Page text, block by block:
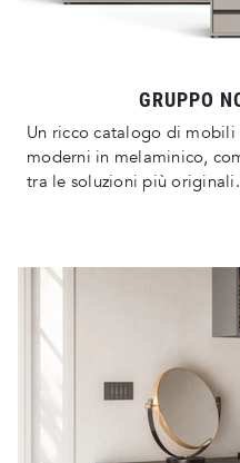
GRUPPO
Un ricco catalogo di
moderni in melaminico,
tra le soluzioni più originali.